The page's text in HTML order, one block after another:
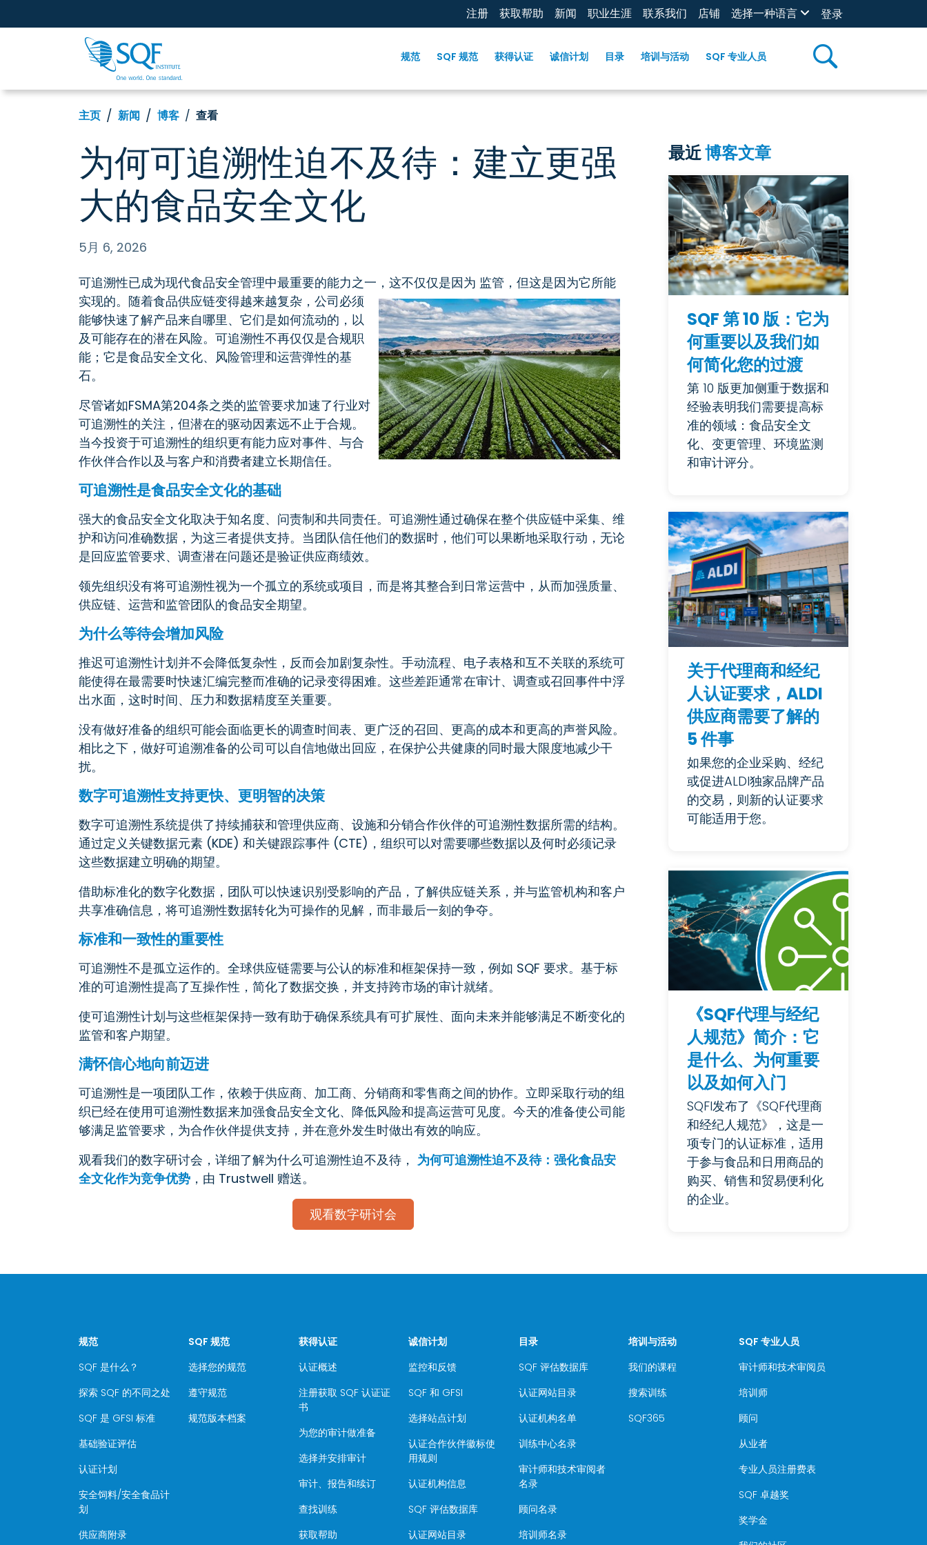
注册 获取帮助 新闻 职业生涯 联系我们 店铺 选择一种语言 登录
规范 SQF 规范 获得认证 诚信计划 目录 培训与活动 SQF 专业人员
主页 新闻 博客 查看
为何可追溯性迫不及待：建立更强
大的食品安全文化
5月 6, 2026
可追溯性已成为现代食品安全管理中最重要的能力之一，这不仅仅是因为 监管，但这是因为它所能
实现的。随着食品供应链变得越来越复杂，公司必须
能够快速了解产品来自哪里、它们是如何流动的，以
及可能存在的潜在风险。可追溯性不再仅仅是合规职
能；它是食品安全文化、风险管理和运营弹性的基
石。
尽管诸如FSMA第204条之类的监管要求加速了行业对
可追溯性的关注，但潜在的驱动因素远不止于合规。
当今投资于可追溯性的组织更有能力应对事件、与合
作伙伴合作以及与客户和消费者建立长期信任。
可追溯性是食品安全文化的基础
强大的食品安全文化取决于知名度、问责制和共同责任。可追溯性通过确保在整个供应链中采集、维
护和访问准确数据，为这三者提供支持。当团队信任他们的数据时，他们可以果断地采取行动，无论
是回应监管要求、调查潜在问题还是验证供应商绩效。
领先组织没有将可追溯性视为一个孤立的系统或项目，而是将其整合到日常运营中，从而加强质量、
供应链、运营和监管团队的食品安全期望。
为什么等待会增加风险
推迟可追溯性计划并不会降低复杂性，反而会加剧复杂性。手动流程、电子表格和互不关联的系统可
能使得在最需要时快速汇编完整而准确的记录变得困难。这些差距通常在审计、调查或召回事件中浮
出水面，这时时间、压力和数据精度至关重要。
没有做好准备的组织可能会面临更长的调查时间表、更广泛的召回、更高的成本和更高的声誉风险。
相比之下，做好可追溯准备的公司可以自信地做出回应，在保护公共健康的同时最大限度地减少干
扰。
数字可追溯性支持更快、更明智的决策
数字可追溯性系统提供了持续捕获和管理供应商、设施和分销合作伙伴的可追溯性数据所需的结构。
通过定义关键数据元素 (KDE) 和关键跟踪事件 (CTE)，组织可以对需要哪些数据以及何时必须记录
这些数据建立明确的期望。
借助标准化的数字化数据，团队可以快速识别受影响的产品，了解供应链关系，并与监管机构和客户
共享准确信息，将可追溯性数据转化为可操作的见解，而非最后一刻的争夺。
标准和一致性的重要性
可追溯性不是孤立运作的。全球供应链需要与公认的标准和框架保持一致，例如 SQF 要求。基于标
准的可追溯性提高了互操作性，简化了数据交换，并支持跨市场的审计就绪。
使可追溯性计划与这些框架保持一致有助于确保系统具有可扩展性、面向未来并能够满足不断变化的
监管和客户期望。
满怀信心地向前迈进
可追溯性是一项团队工作，依赖于供应商、加工商、分销商和零售商之间的协作。立即采取行动的组
织已经在使用可追溯性数据来加强食品安全文化、降低风险和提高运营可见度。今天的准备使公司能
够满足监管要求，为合作伙伴提供支持，并在意外发生时做出有效的响应。
观看我们的数字研讨会，详细了解为什么可追溯性迫不及待， 为何可追溯性迫不及待：强化食品安
全文化作为竞争优势 ，由 Trustwell 赠送。
观看数字研讨会
最近博客文章
SQF 第 10 版：它为
何重要以及我们如
何简化您的过渡
第 10 版更加侧重于数据和
经验表明我们需要提高标
准的领域：食品安全文
化、变更管理、环境监测
和审计评分。
关于代理商和经纪
人认证要求，ALDI
供应商需要了解的
5 件事
如果您的企业采购、经纪
或促进ALDI独家品牌产品
的交易，则新的认证要求
可能适用于您。
《SQF代理与经纪
人规范》简介：它
是什么、为何重要
以及如何入门
SQFI发布了《SQF代理商
和经纪人规范》，这是一
项专门的认证标准，适用
于参与食品和日用商品的
购买、销售和贸易便利化
的企业。
规范
SQF 是什么？
探索 SQF 的不同之处
SQF 是 GFSI 标准
基础验证评估
认证计划
安全饲料/安全食品计
划
供应商附录
SQF 规范
选择您的规范
遵守规范
规范版本档案
获得认证
认证概述
注册获取 SQF 认证证
书
为您的审计做准备
选择并安排审计
审计、报告和续订
查找训练
获取帮助
诚信计划
监控和反馈
SQF 和 GFSI
选择站点计划
认证合作伙伴徽标使
用规则
认证机构信息
SQF 评估数据库
认证网站目录
目录
SQF 评估数据库
认证网站目录
认证机构名单
训练中心名录
审计师和技术审阅者
名录
顾问名录
培训师名录
培训与活动
我们的课程
搜索训练
SQF365
SQF 专业人员
审计师和技术审阅员
培训师
顾问
从业者
专业人员注册费表
SQF 卓越奖
奖学金